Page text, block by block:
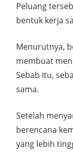
Peluang
bentuk kerja
Menurutnya,
membuat
Sebab itu,
sama.
Setelah
berencana
yang lebih